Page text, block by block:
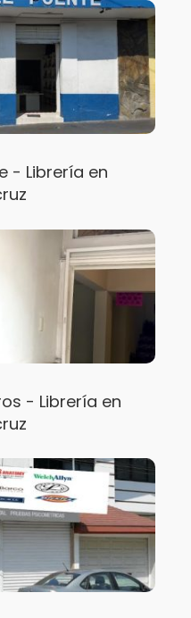
- Librería en
- Librería en